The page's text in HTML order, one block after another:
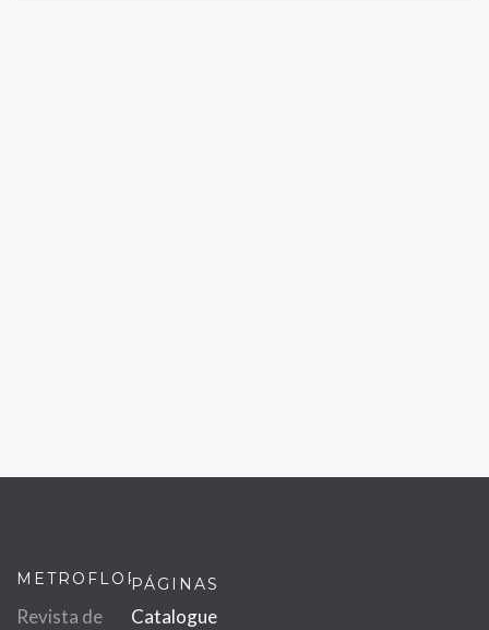
METROFLOR
Revista de
PÁGINAS
Catalogue